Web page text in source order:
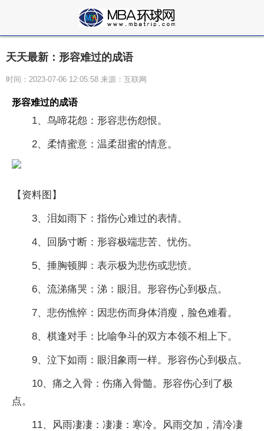
天天最新：形容难过的成语
时间：2023-07-06 12:05:58 来源：互联网
形容难过的成语
1、鸟啼花怨：形容悲伤怨恨。
2、柔情蜜意：温柔甜蜜的情意。
【资料图】
3、泪如雨下：指伤心难过的表情。
4、回肠寸断：形容极端悲苦、忧伤。
5、捶胸顿脚：表示极为悲伤或悲愤。
6、流涕痛哭：涕：眼泪。形容伤心到极点。
7、悲伤憔悴：因悲伤而身体消瘦，脸色难看。
8、棋逢对手：比喻争斗的双方本领不相上下。
9、泣下如雨：眼泪象雨一样。形容伤心到极点。
10、痛之入骨：伤痛入骨髓。形容伤心到了极
点。
11、风雨凄凄：凄凄：寒冷。风雨交加，清冷凄